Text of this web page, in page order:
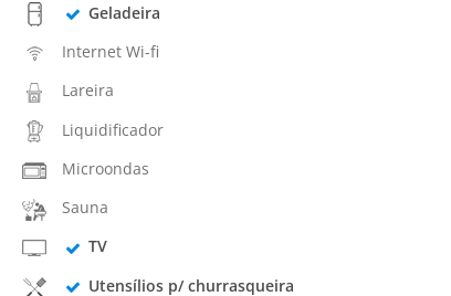
Geladeira
Internet Wi-fi
Lareira
Liquidificador
Microondas
Sauna
TV
Utensílios p/ churrasqueira